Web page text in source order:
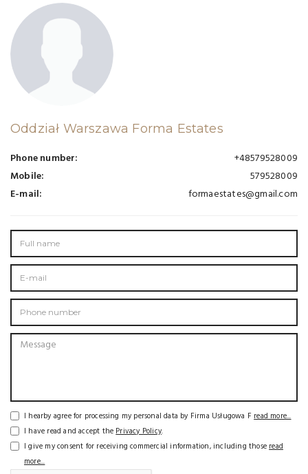
Oddział Warszawa Forma Estates
Phone number:
+48579528009
Mobile:
579528009
E-mail:
formaestates@gmail.com
I hearby agree for processing my personal data by Firma Usługowa Fread more...
I have read and accept thePrivacy Policy.
I give my consent for receiving commercial information, including thoseread
more...